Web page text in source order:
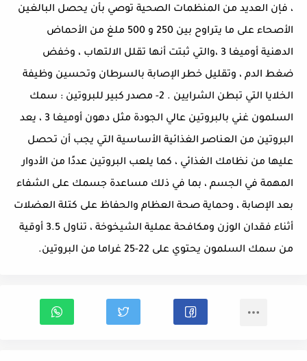
، فإن العديد من المنظمات الصحية توصي بأن يحصل البالغين
الأصحاء على ما يتراوح بين 250 و 500 ملغ من الأحماض
الدهنية أوميغا 3 ،والتي ثبتت أنها تقلل الالتهاب ، وخفض
ضغط الدم ، وتقليل خطر الإصابة بالسرطان وتحسين وظيفة
الخلايا التي تبطن الشرايين . 2- مصدر كبير للبروتين : سمك
السلمون غني بالبروتين عالي الجودة مثل دهون أوميغا 3 ، يعد
البروتين من العناصر الغذائية الأساسية التي يجب أن تحصل
عليها من نظامك الغذائي ، كما يلعب البروتين عددًا من الأدوار
المهمة في الجسم ، بما في ذلك مساعدة جسمك على الشفاء
بعد الإصابة ، وحماية صحة العظام والحفاظ على كتلة العضلات
أثناء فقدان الوزن ومكافحة عملية الشيخوخة ، تناول 3.5 أوقية
من سمك السلمون يحتوي على 22-25 غراما من البروتين.